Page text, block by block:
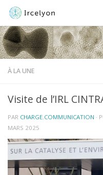
À LA UNE
Visite de l’IRL
PAR CHARGE.COMMUNICATION ·
MARS 2025